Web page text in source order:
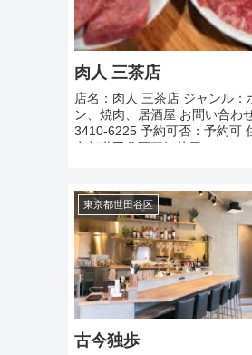
肉人 三茶店
店名：肉人 三茶店 ジャンル：
ン、焼肉、居酒屋 お問い合わ
3410-6225 予約可否：予約可
京都世田谷区三軒茶屋1-7-13
東京都世田谷区
古今独歩